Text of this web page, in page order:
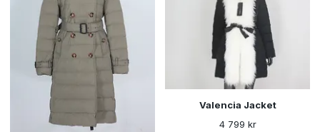
Valencia Jacket
4 799 kr